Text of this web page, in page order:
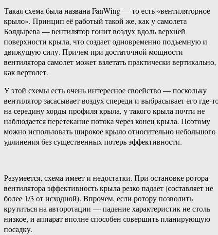
Такая схема была названа FanWing — то есть «вентиляторное
крыло». Принцип её работый такой же, как у самолета
Болдырева — вентилятор гонит воздух вдоль верхней
поверхности крыла, что создает одновременно подъемную и
движущую силу. Причем при достаточной мощности
вентилятора самолет может взлетать практически вертикально,
как вертолет.
У этой схемы есть очень интересное своейство — поскольку
вентилятор засасывает воздух спереди и выбрасывает его где-
на середину хорды профиля крыла, у такого крыла почти не
наблюдается перетекание потока через конец крыла. Поэтому
можно использовать широкое крыло относительно небольшого
удлинения без существенных потерь эффективности.
Разумеется, схема имеет и недостатки. При остановке ротора
вентилятора эффективность крыла резко падает (составляет не
более 1/3 от исходной). Впрочем, если ротору позволить
крутиться на авторотации — падение характеристик не столь
низкое, и аппарат вполне способен совершить планирующую
посадку.